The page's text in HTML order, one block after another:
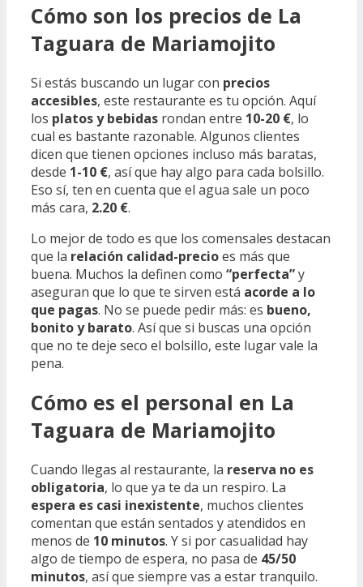
Cómo son los precios de La
Taguara de Mariamojito
Si estás buscando un lugar con precios
accesibles, este restaurante es tu opción. Aquí
los platos y bebidas rondan entre 10-20 €, lo
cual es bastante razonable. Algunos clientes
dicen que tienen opciones incluso más baratas,
desde 1-10 €, así que hay algo para cada bolsillo.
Eso sí, ten en cuenta que el agua sale un poco
más cara, 2.20 €.
Lo mejor de todo es que los comensales destacan
que la relación calidad-precioes más que
buena. Muchos la definen como “perfecta”y
aseguran que lo que te sirven está acorde a lo
que pagas. No se puede pedir más: es bueno,
bonito y barato. Así que si buscas una opción
que no te deje seco el bolsillo, este lugar vale la
pena.
Cómo es el personal en La
Taguara de Mariamojito
Cuando llegas al restaurante, la reserva no es
obligatoria, lo que ya te da un respiro. La
espera es casi inexistente, muchos clientes
comentan que están sentados y atendidos en
menos de 10 minutos. Y si por casualidad hay
algo de tiempo de espera, no pasa de 45/50
minutos, así que siempre vas a estar tranquilo.